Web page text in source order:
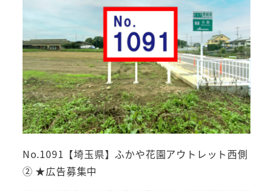
No.1091【埼玉県】ふかや花園アウトレット西側
② ★広告募集中